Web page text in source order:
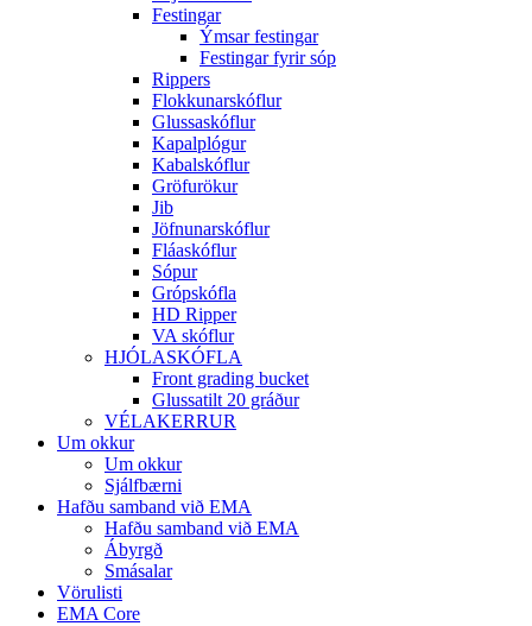
Festingar
Ýmsar festingar
Festingar fyrir sóp
Rippers
Flokkunarskóflur
Glussaskóflur
Kapalplógur
Kabalskóflur
Gröfurökur
Jib
Jöfnunarskóflur
Fláaskóflur
Sópur
Grópskófla
HD Ripper
VA skóflur
HJÓLASKÓFLA
Front grading bucket
Glussatilt 20 gráður
VÉLAKERRUR
Um okkur
Um okkur
Sjálfbærni
Hafðu samband við EMA
Hafðu samband við EMA
Ábyrgð
Smásalar
Vörulisti
EMA Core